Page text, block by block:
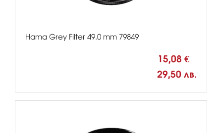
Hama Grey Filter 49.0 mm 79849
15,08 €
29,50 лв.